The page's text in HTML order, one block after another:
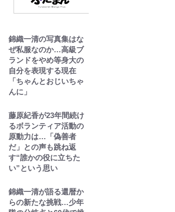
演”ショットに「夫婦で
写ってるの尊い」 長
女はもう23歳
中居正広氏の被災地支
援報道と消えない“芸能
弁護士が今も“窓口”に?
直撃に深まる“謎”
錦織一清の写真集はな
ぜ私服なのか…高級ブ
ランドをやめ等身大の
自分を表現する現在
「ちゃんとおじいちゃ
んに」
藤原紀香が23年間続け
るボランティア活動の
原動力は…「偽善者
だ」との声も跳ね返
す“誰かの役に立ちた
い”という思い
錦織一清が語る還暦か
らの新たな挑戦…少年